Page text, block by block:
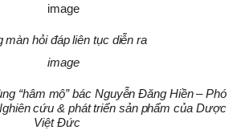
màn hỏi đáp liên tục diễn ra
“hâm mộ” bác Nguyễn Đăng Hiền – Phó
cứu & phát triển sản phẩm của Dược
Việt Đức